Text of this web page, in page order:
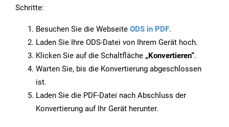
Schritte:
Besuchen Sie die Webseite ODS in PDF.
Laden Sie Ihre ODS-Datei von Ihrem Gerät hoch.
Klicken Sie auf die Schaltfläche „Konvertieren“.
Warten Sie, bis die Konvertierung abgeschlossen
ist.
Laden Sie die PDF-Datei nach Abschluss der
Konvertierung auf Ihr Gerät herunter.